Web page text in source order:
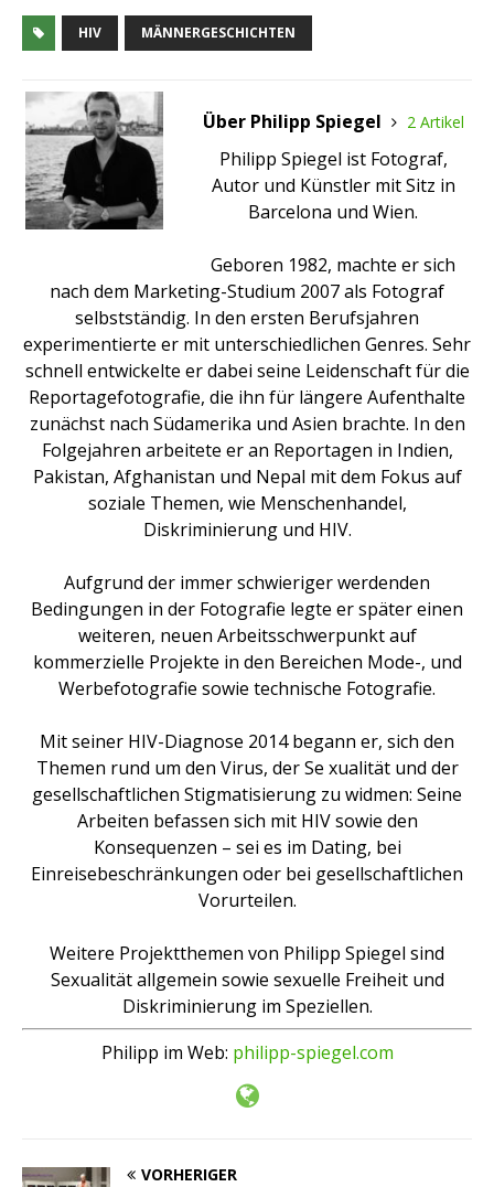
HIV MÄNNERGESCHICHTEN
Über Philipp Spiegel 2 Artikel
Philipp Spiegel ist Fotograf,
Autor und Künstler mit Sitz in
Barcelona und Wien.
Geboren 1982, machte er sich
nach dem Marketing-Studium 2007 als Fotograf
selbstständig. In den ersten Berufsjahren
experimentierte er mit unterschiedlichen Genres. Sehr
schnell entwickelte er dabei seine Leidenschaft für die
Reportagefotografie, die ihn für längere Aufenthalte
zunächst nach Südamerika und Asien brachte. In den
Folgejahren arbeitete er an Reportagen in Indien,
Pakistan, Afghanistan und Nepal mit dem Fokus auf
soziale Themen, wie Menschenhandel,
Diskriminierung und HIV.
Aufgrund der immer schwieriger werdenden
Bedingungen in der Fotografie legte er später einen
weiteren, neuen Arbeitsschwerpunkt auf
kommerzielle Projekte in den Bereichen Mode-, und
Werbefotografie sowie technische Fotografie.
Mit seiner HIV-Diagnose 2014 begann er, sich den
Themen rund um den Virus, der Se xualität und der
gesellschaftlichen Stigmatisierung zu widmen: Seine
Arbeiten befassen sich mit HIV sowie den
Konsequenzen – sei es im Dating, bei
Einreisebeschränkungen oder bei gesellschaftlichen
Vorurteilen.
Weitere Projektthemen von Philipp Spiegel sind
Sexualität allgemein sowie sexuelle Freiheit und
Diskriminierung im Speziellen.
Philipp im Web: philipp-spiegel.com
VORHERIGER